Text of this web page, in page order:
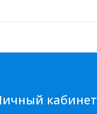
кабинет